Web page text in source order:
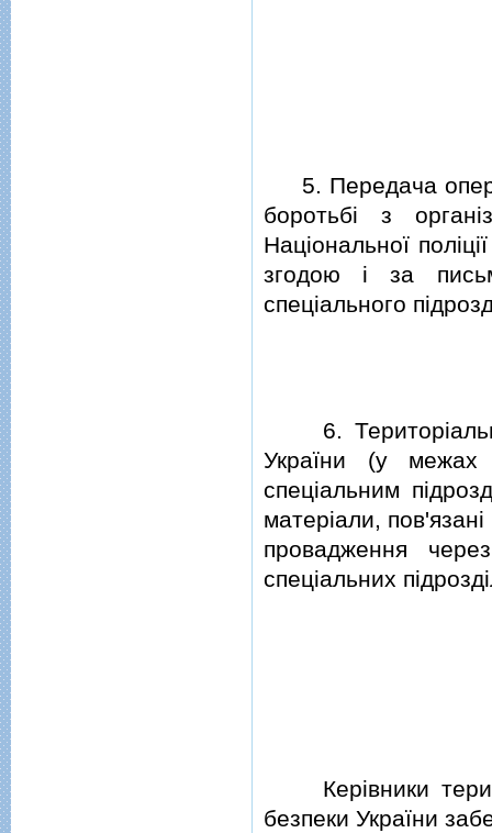
5. Передача
боротьбi з
Нацiональної
згодою i за
спецiального
6. Територiальнi
України (у межах
спецiальним
матерiали,
провадження
спецiальних
Керiвники
безпеки України